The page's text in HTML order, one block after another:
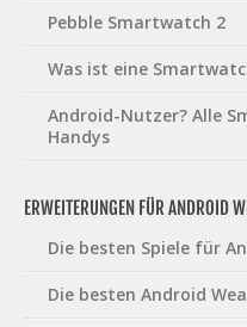
Pebble Smartwatch 2
Was ist eine
Android-Nutzer? Alle
Handys
ERWEITERUNGEN FÜR ANDROID
Die besten Spiele für
Die besten Android